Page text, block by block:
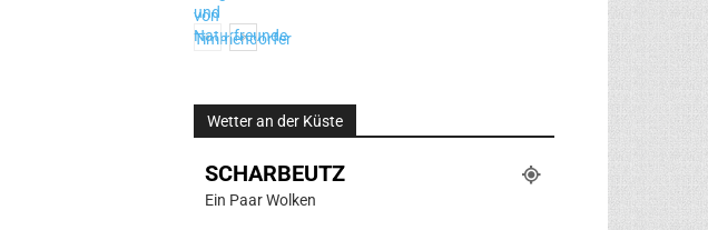
Wetter an der Küste
SCHARBEUTZ
Ein Paar Wolken